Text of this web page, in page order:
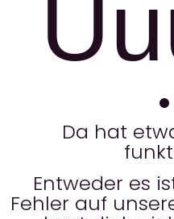
Da hat
Entweder es
Fehler auf